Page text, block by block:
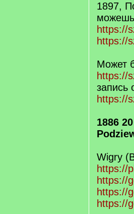
1897,
можешь
https://
https://
Может
https://
запись
https://
1886
Wigry
https://
https://
https://
https://